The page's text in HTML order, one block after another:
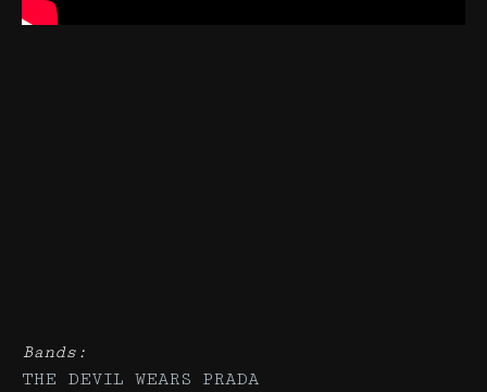
Bands:
THE DEVIL WEARS PRADA